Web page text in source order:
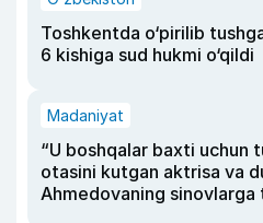
Toshkentda o‘pirilib
6 kishiga sud hukmi o‘qildi
Madaniyat
“U boshqalar baxti uchun
otasini kutgan aktrisa va
Ahmedovaning sinovlarga